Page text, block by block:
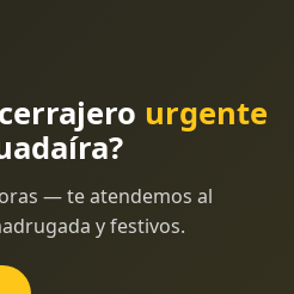
urgente
— te atendemos al
y festivos.